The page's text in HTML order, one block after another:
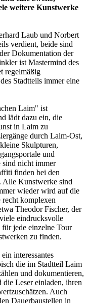
weitere Kunstwerke
Laub und Norbert
verdient, beide sind
Dokumentation der
ist Mastermind des
regelmäßig
Stadtteils immer eine
Laim" ist
lädt dazu ein, die
in Laim zu
durch Laim-Ost,
Skulpturen,
und
sind nicht immer
finden bei den
Alle Kunstwerke sind
wieder wird auf die
recht komplexen
Theodor Fischer, der
eindrucksvolle
für jede einzelne Tour
zu finden.
interessantes
die im Stadtteil Laim
und dokumentieren,
die Leser einladen, ihren
Auch
Dauerbaustellen in